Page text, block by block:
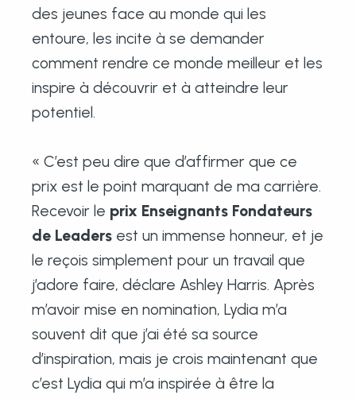
des jeunes face au monde qui les
entoure, les incite à se demander
comment rendre ce monde meilleur et les
inspire à découvrir et à atteindre leur
potentiel.
« C’est peu dire que d’affirmer que ce
prix est le point marquant de ma carrière.
Recevoir le prix Enseignants Fondateurs
de Leaders est un immense honneur, et je
le reçois simplement pour un travail que
j’adore faire, déclare Ashley Harris. Après
m’avoir mise en nomination, Lydia m’a
souvent dit que j’ai été sa source
d’inspiration, mais je crois maintenant que
c’est Lydia qui m’a inspirée à être la